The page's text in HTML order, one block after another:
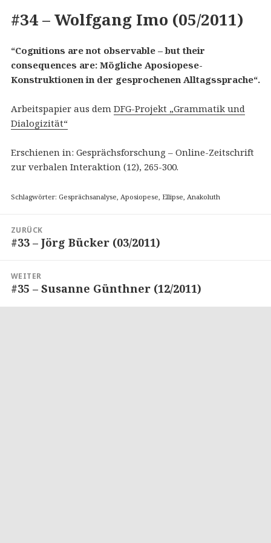
#34 – Wolfgang Imo (05/2011)
“Cognitions are not observable – but their
consequences are: Mögliche Aposiopese-
Konstruktionen in der gesprochenen Alltagssprache“.
Arbeitspapier aus dem DFG-Projekt „Grammatik und
Dialogizität“
Erschienen in: Gesprächsforschung – Online-Zeitschrift
zur verbalen Interaktion (12), 265-300.
Schlagwörter: Gesprächsanalyse, Aposiopese, Ellipse, Anakoluth
ZURÜCK
Vorheriger
#33 – Jörg Bücker (03/2011)
WEITER
Nächster
Beitrag:
#35 – Susanne Günthner (12/2011)